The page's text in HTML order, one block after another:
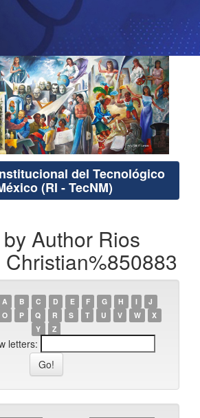
del Tecnológico
(RI - TecNM)
Author Rios
A B C D E F G H I
J
O P Q R S T U V W
X
Y
Z
letters: